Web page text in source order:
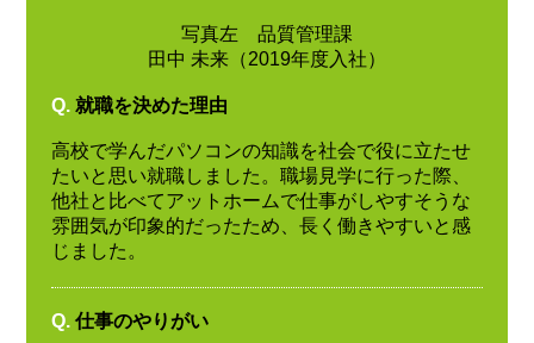
写真左 品質管理課
田中 未来（2019年度入社）
Q. 就職を決めた理由
高校で学んだパソコンの知識を社会で役に立たせ
たいと思い就職しました。職場見学に行った際、
他社と比べてアットホームで仕事がしやすそうな
雰囲気が印象的だったため、長く働きやすいと感
じました。
Q. 仕事のやりがい